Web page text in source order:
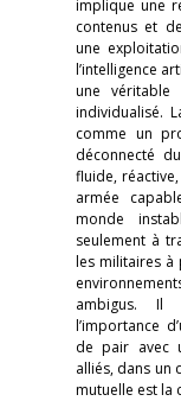
implique une
contenus et
une
l’intelligence
une véritable
individualisé.
comme un
déconnecté
fluide,
armée
monde
seulement à
les militaires à
ambigus. Il
l’importance
de pair avec
alliés, dans un
mutuelle est la